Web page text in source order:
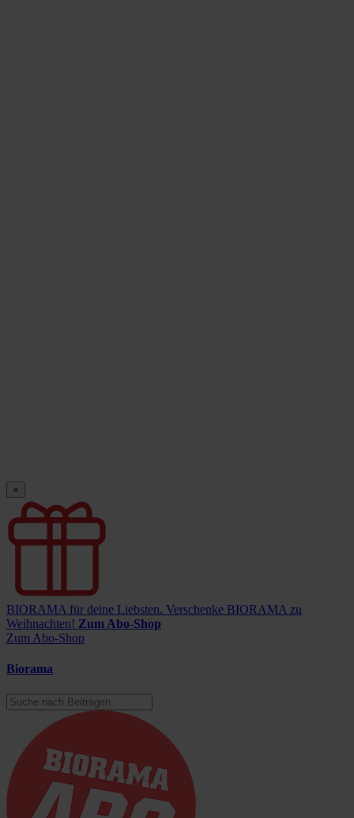
×
BIORAMA für deine Liebsten. Verschenke BIORAMA zu
Weihnachten! Zum Abo-Shop
Zum Abo-Shop
Biorama